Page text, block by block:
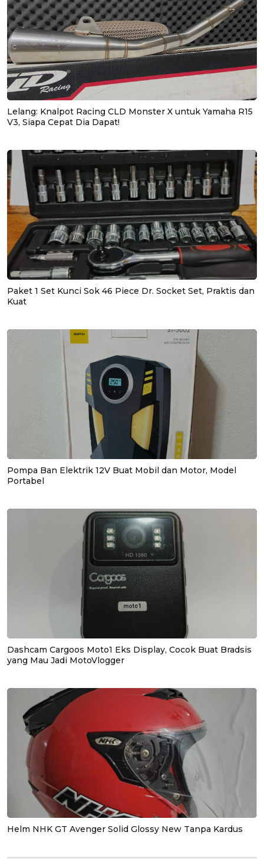
Lelang: Knalpot Racing CLD Monster X untuk Yamaha R15
V3, Siapa Cepat Dia Dapat!
Paket 1 Set Kunci Sok 46 Piece Dr. Socket Set, Praktis dan
Kuat
Pompa Ban Elektrik 12V Buat Mobil dan Motor, Model
Portabel
Dashcam Cargoos Moto1 Eks Display, Cocok Buat Bradsis
yang Mau Jadi MotoVlogger
Helm NHK GT Avenger Solid Glossy New Tanpa Kardus